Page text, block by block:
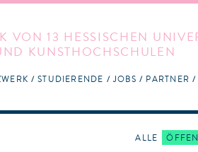
VON 13 HESSISCHEN
KUNSTHOCHSCHULEN
STUDIERENDE JOBS PARTNER
ALLE